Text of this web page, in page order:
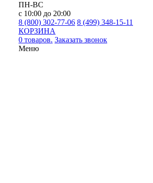
ПН-ВС
с 10:00 до 20:00
8 (800) 302-77-06 8 (499) 348-15-11
КОРЗИНА
0 товаров. Заказать звонок
Меню